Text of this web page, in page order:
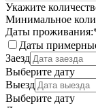
Укажите
Минимальное
Даты проживания:
Даты
Заезд
Выберите дату
Выезд
Выберите дату